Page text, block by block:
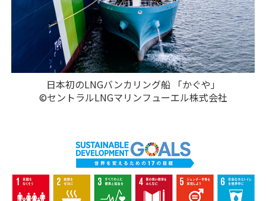
日本初のLNGバンカリング船 「かぐや」
©セントラルLNGマリンフューエル株式会社